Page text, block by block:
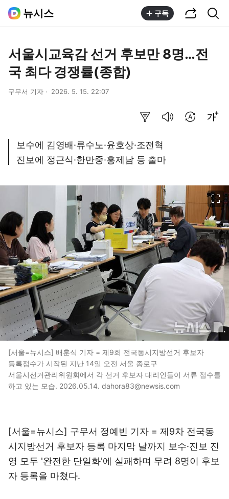
뉴시스 구독
서울시교육감 선거 후보만 8명…전
국 최다 경쟁률(종합)
구무서 기자 2026. 5. 15. 22:07
보수에 김영배·류수노·윤호상·조전혁
진보에 정근식·한만중·홍제남 등 출마
[서울=뉴시스] 배훈식 기자 = 제9회 전국동시지방선거 후보자
등록접수가 시작된 지난 14일 오전 서울 종로구
서울시선거관리위원회에서 각 선거 후보자 대리인들이 서류 접수를
하고 있는 모습. 2026.05.14. dahora83@newsis.com
[서울=뉴시스] 구무서 정예빈 기자 = 제9차 전국동
시지방선거 후보자 등록 마지막 날까지 보수·진보 진
영 모두 '완전한 단일화'에 실패하며 무려 8명이 후보
자 등록을 마쳤다.